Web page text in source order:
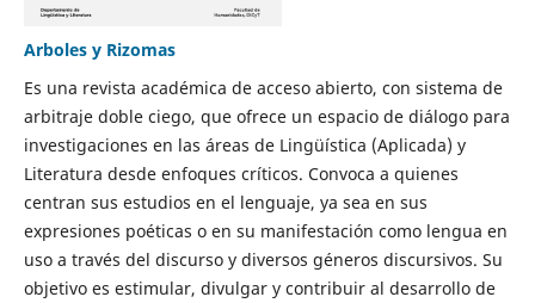
Arboles y Rizomas
Es una revista académica de acceso abierto, con sistema de
arbitraje doble ciego, que ofrece un espacio de diálogo para
investigaciones en las áreas de Lingüística (Aplicada) y
Literatura desde enfoques críticos. Convoca a quienes
centran sus estudios en el lenguaje, ya sea en sus
expresiones poéticas o en su manifestación como lengua en
uso a través del discurso y diversos géneros discursivos. Su
objetivo es estimular, divulgar y contribuir al desarrollo de